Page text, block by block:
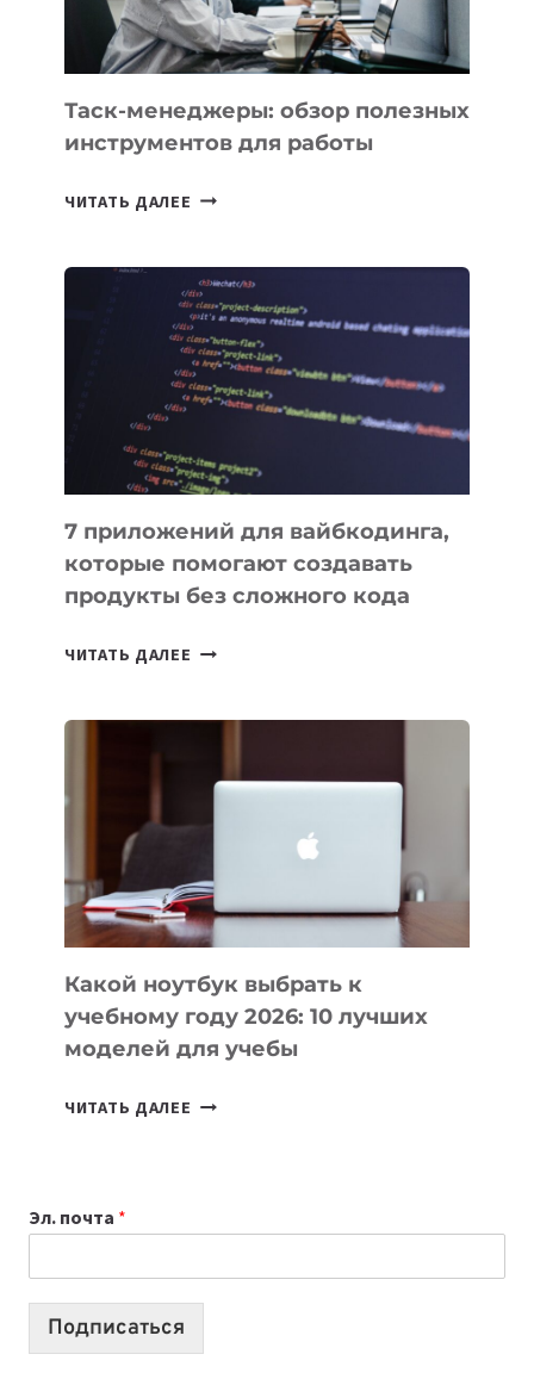
Таск-менеджеры: обзор полезных
инструментов для работы
ЧИТАТЬ ДАЛЕЕ ТАСК-
ПОЛЕЗНЫХ
ИНСТРУМЕНТОВ
ДЛЯ
РАБОТЫ
7 приложений для вайбкодинга,
которые помогают создавать
продукты без сложного кода
ЧИТАТЬ ДАЛЕЕ
ПОМОГАЮТ
СОЗДАВАТЬ
БЕЗ
СЛОЖНОГО
КОДА
Какой ноутбук выбрать к
учебному году 2026: 10 лучших
моделей для учебы
ЧИТАТЬ ДАЛЕЕ КАКОЙ
2026:
10
Эл. почта *
Подписаться